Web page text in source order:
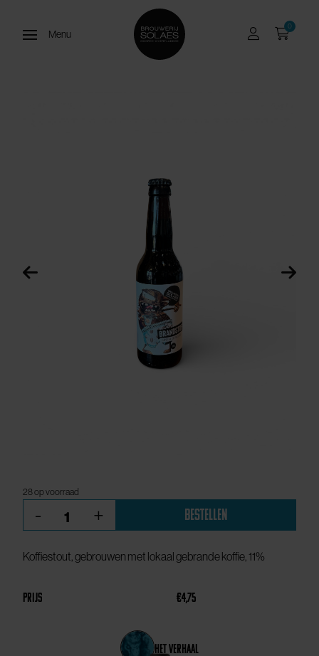
Open menuMenu
0
koffiestout, 11%
28 op voorraad
-
koffiestout,
aantal
+ Bestellen
Koffiestout, gebrouwen met lokaal gebrande koffie, 11%
Prijs €4,75
het verhaal